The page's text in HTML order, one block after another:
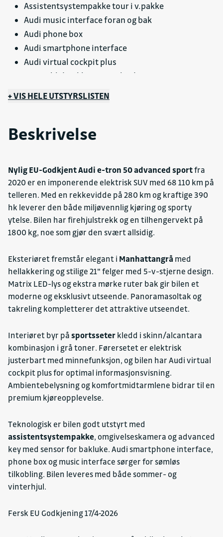
Assistentsystempakke tour i v.pakke
Audi music interface foran og bak
Audi phone box
Audi smartphone interface
Audi virtual cockpit plus
Aut. avbl./innkl. utv. speil m/memo
Justerbare hodestøtter foran
Norsk utstyr
Omgivelseskamera
Oppbevaringspakke
Panoramasoltak
Sideairbager bak v.pakke
Skinn/alcantara for sportsseter
Sportsseter foran
Styringsnummer
Styringsnummer advanced sport
Styringsnummer audi phone box
Takreling blank v.pakke
Til.feste, avtakbart komb pakke
Uten modell, ytelse og teknologibet
Vinterpakke
+ VIS HELE UTSTYRSLISTEN
Beskrivelse
Nylig EU-Godkjent Audi e-tron 50 advanced sportfra
2020 er en imponerende elektrisk SUV med 68 110 km på
telleren. Med en rekkevidde på 280 km og kraftige 390
hk leverer den både miljøvennlig kjøring og sporty
ytelse. Bilen har firehjulstrekk og en tilhengervekt på
1800 kg, noe som gjør den svært allsidig.
Eksteriøret fremstår elegant i Manhattangrå med
hellakkering og stilige 21" felger med 5-v-stjerne design.
Matrix LED-lys og ekstra mørke ruter bak gir bilen et
moderne og eksklusivt utseende. Panoramasoltak og
takreling kompletterer det attraktive utseendet.
Interiøret byr på sportsseter kledd i skinn/alcantara
kombinasjon i grå toner. Førersetet er elektrisk
justerbart med minnefunksjon, og bilen har Audi virtual
cockpit plus for optimal informasjonsvisning.
Ambientebelysning og komfortmidtarmlene bidrar til en
premium kjøreopplevelse.
Teknologisk er bilen godt utstyrt med
assistentsystempakke, omgivelseskamera og advanced
key med sensor for bakluke. Audi smartphone interface,
phone box og music interface sørger for sømløs
tilkobling. Bilen leveres med både sommer- og
vinterhjul.
Fersk EU Godkjening 17/4-2026